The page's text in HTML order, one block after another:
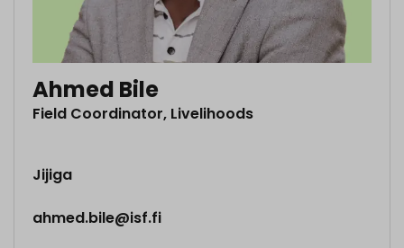
Ahmed Bile
Field Coordinator, Livelihoods
Jijiga
ahmed.bile@isf.fi